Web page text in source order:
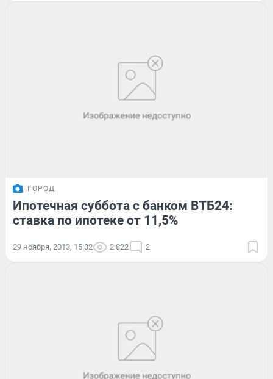
ГОРОД
Ипотечная суббота с банком ВТБ24:
ставка по ипотеке от 11,5%
29 ноября, 2013, 15:32 2 822 2